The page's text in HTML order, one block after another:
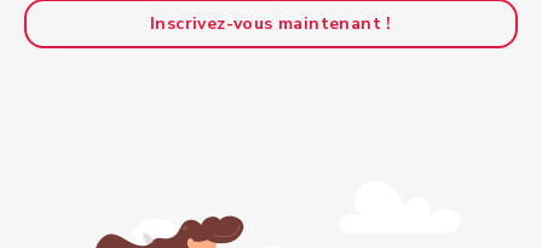
Inscrivez-vous maintenant !